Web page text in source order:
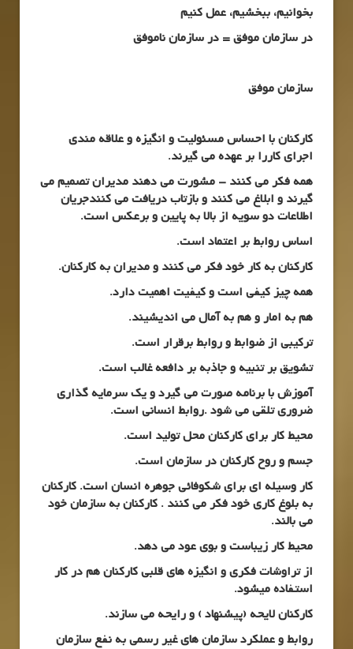
بخوانیم، ببخشیم، عملکنیم
در سازمانموفق= در سازمان ناموفق
سازمان موفق
کارکنان با احساس مسئولیت و انگیزه و علاقه مندی
اجرای کاررا بر عهده می گیرند.
همه فکر می کنند – مشورت می دهند مدیران تصمیم می
گیرند و ابلاغ می کنند و بازتاب دریافت می کنندجریان
اطلاعات دو سویه از بالا به پایین و برعکس است.
اساس روابط بر اعتماد است.
کارکنان به کار خود فکر می کنند و مدیران به کارکنان.
همه چیز کیفی است و کیفیت اهمیت دارد.
هم به امار و هم به آمال می اندیشیند.
ترکیبی از ضوابط و روابط برقرار است.
تشویق بر تنبیه و جاذبه بر دافعه غالب است.
آموزش با برنامه صورت می گیرد و یک سرمایه گذاری
ضروری تلقی می شود .روابط انسانی است.
محیط کار برای کارکنان محل تولید است.
جسم و روح کارکنان در سازمان است.
کار وسیله ای برای شکوفائی جوهره انسان است. کارکنان
به بلوغ کاری خود فکر می کنند . کارکنان به سازمان خود
می بالند.
محیط کار زیباست و بوی عود می دهد.
از تراوشات فکری و انگیزه های قلبی کارکنان هم در کار
استفاده میشود.
کارکنان لایحه (پیشنهاد ) و رایحه می سازند.
روابط و عملکرد سازمان های غیر رسمی به نفع سازمان